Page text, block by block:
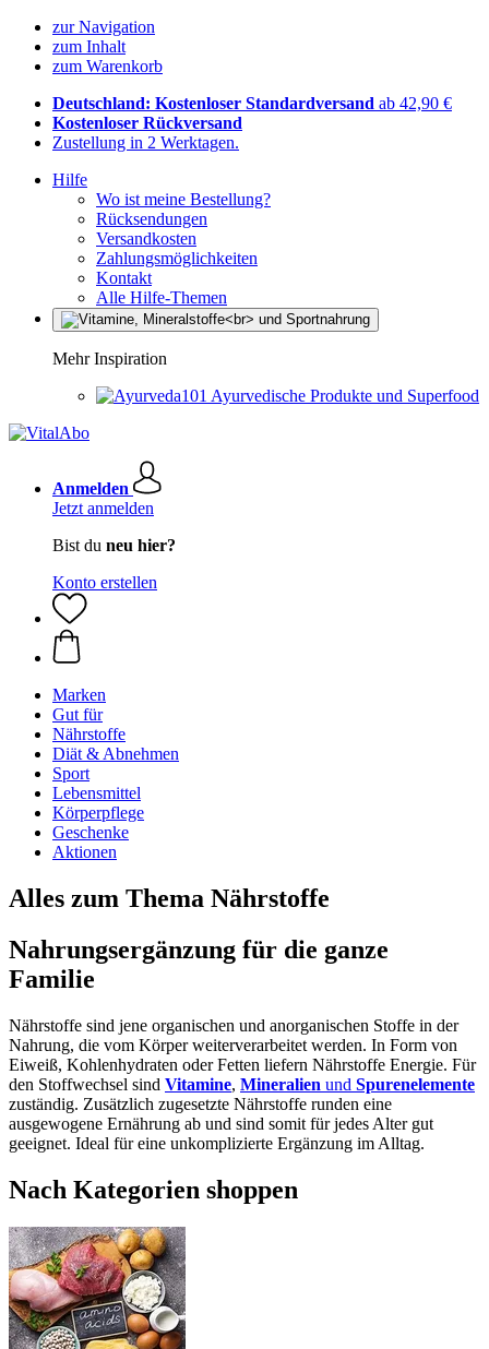
zur Navigation
zum Inhalt
zum Warenkorb
Deutschland: Kostenloser Standardversand ab 42,90 €
Kostenloser Rückversand
Zustellung in 2 Werktagen.
Hilfe
Wo ist meine Bestellung?
Rücksendungen
Versandkosten
Zahlungsmöglichkeiten
Kontakt
Alle Hilfe-Themen
Mehr Inspiration
Ayurvedische Produkte und Superfood
Anmelden
Jetzt anmelden
Bist du neu hier?
Konto erstellen
Marken
Gut für
Nährstoffe
Diät & Abnehmen
Sport
Lebensmittel
Körperpflege
Geschenke
Aktionen
Alles zum Thema Nährstoffe
Nahrungsergänzung für die ganze
Familie
Nährstoffe sind jene organischen und anorganischen Stoffe in der
Nahrung, die vom Körper weiterverarbeitet werden. In Form von
Eiweiß, Kohlenhydraten oder Fetten liefern Nährstoffe Energie. Für
den Stoffwechsel sind Vitamine, Mineralien und Spurenelemente
zuständig. Zusätzlich zugesetzte Nährstoffe runden eine
ausgewogene Ernährung ab und sind somit für jedes Alter gut
geeignet. Ideal für eine unkomplizierte Ergänzung im Alltag.
Nach Kategorien shoppen